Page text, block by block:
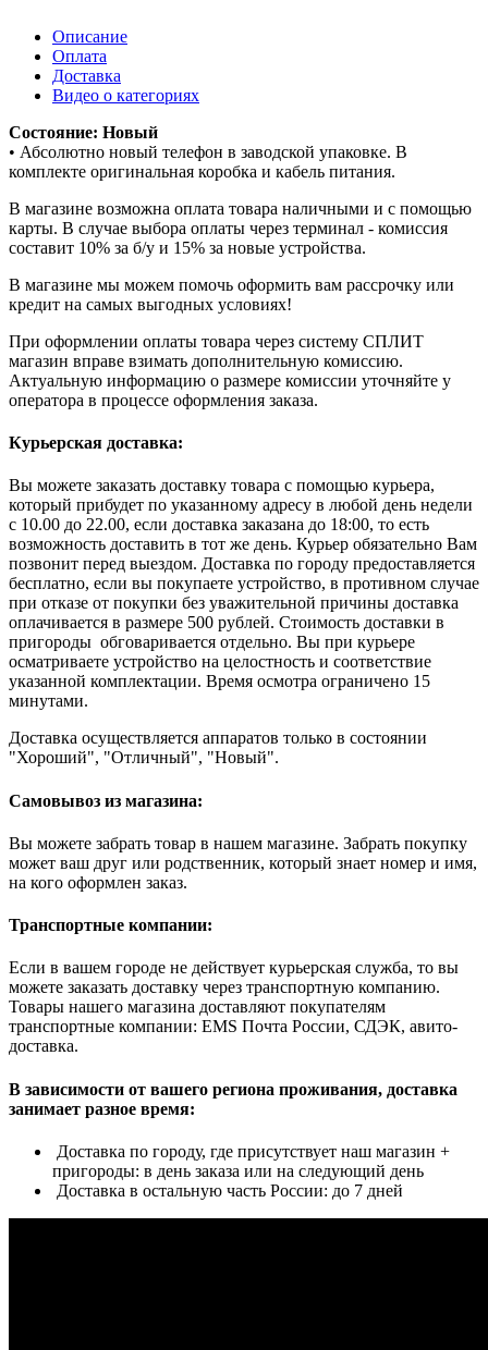
Описание
Оплата
Доставка
Видео о категориях
Состояние: Новый
• Абсолютно новый телефон в заводской упаковке. В
комплекте оригинальная коробка и кабель питания.
В магазине возможна оплата товара наличными и с помощью
карты. В случае выбора оплаты через терминал - комиссия
составит 10% за б/у и 15% за новые устройства.
В магазине мы можем помочь оформить вам рассрочку или
кредит на самых выгодных условиях!
При оформлении оплаты товара через систему СПЛИТ
магазин вправе взимать дополнительную комиссию.
Актуальную информацию о размере комиссии уточняйте у
оператора в процессе оформления заказа.
Курьерская доставка:
Вы можете заказать доставку товара с помощью курьера,
который прибудет по указанному адресу в любой день недели
с 10.00 до 22.00, если доставка заказана до 18:00, то есть
возможность доставить в тот же день. Курьер обязательно Вам
позвонит перед выездом. Доставка по городу предоставляется
бесплатно, если вы покупаете устройство, в противном случае
при отказе от покупки без уважительной причины доставка
оплачивается в размере 500 рублей. Стоимость доставки в
пригороды обговаривается отдельно. Вы при курьере
осматриваете устройство на целостность и соответствие
указанной комплектации. Время осмотра ограничено 15
минутами.
Доставка осуществляется аппаратов только в состоянии
"Хороший", "Отличный", "Новый".
Самовывоз из магазина:
Вы можете забрать товар в нашем магазине. Забрать покупку
может ваш друг или родственник, который знает номер и имя,
на кого оформлен заказ.
Транспортные компании:
Если в вашем городе не действует курьерская служба, то вы
можете заказать доставку через транспортную компанию.
Товары нашего магазина доставляют покупателям
транспортные компании: EMS Почта России, СДЭК, авито-
доставка.
В зависимости от вашего региона проживания, доставка
занимает разное время:
Доставка по городу, где присутствует наш магазин +
пригороды: в день заказа или на следующий день
Доставка в остальную часть России: до 7 дней